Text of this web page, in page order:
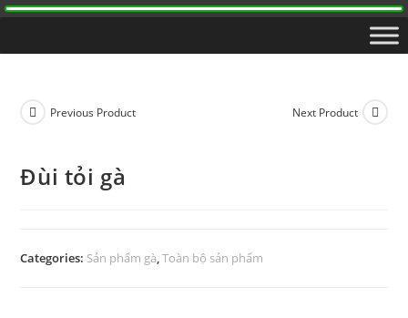
Previous Product Next Product
Đùi tỏi gà
Categories: Sản phẩm gà,Toàn bộ sản phẩm